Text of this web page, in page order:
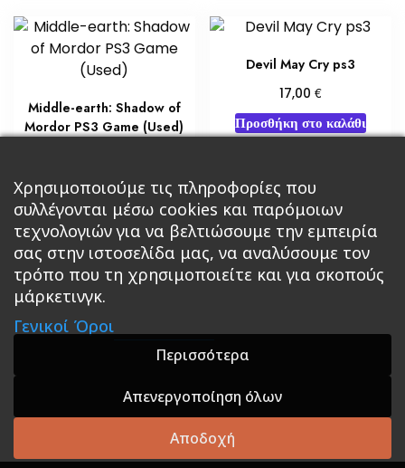
Middle-earth: Shadow of
Mordor PS3 Game (Used)
Προσθήκη στο καλάθι
Devil May Cry ps3
17,00€
Προσθήκη στο καλάθι
Κεντρική Βιβλία
Roleplaying Games Ψυχαγωγία Εκδόσεις Βάρδος
Σε Προσφορά
A theme by GradientThemes - A theme by Gradient
Themes
Χρησιμοποιούμε τις πληροφορίες που
συλλέγονται μέσω cookies και παρόμοιων
τεχνολογιών για να βελτιώσουμε την εμπειρία
σας στην ιστοσελίδα μας, να αναλύσουμε τον
τρόπο που τη χρησιμοποιείτε και για σκοπούς
μάρκετινγκ.
Γενικοί Όροι
Περισσότερα
Απενεργοποίηση όλων
Αποδοχή